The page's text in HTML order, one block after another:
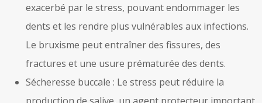
exacerbé par le stress, pouvant endommager les
dents et les rendre plus vulnérables aux infections.
Le bruxisme peut entraîner des fissures, des
fractures et une usure prématurée des dents.
Sécheresse buccale : Le stress peut réduire la
production de salive, un agent protecteur important